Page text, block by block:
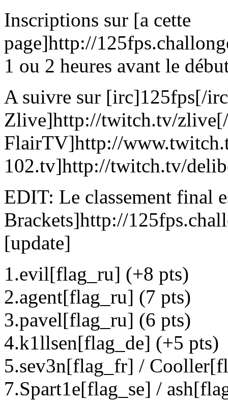
Inscriptions sur [a cette
page]http://
1 ou 2 heures avant le
A suivre sur [irc]125fps[/
Zlive]http://twitch.tv/
FlairTV]http://
102.tv]http://twitch.tv/
EDIT: Le classement final
Brackets]http://
[update]
1.evil[flag_ru] (+8 pts)
2.agent[flag_ru] (7 pts)
3.pavel[flag_ru] (6 pts)
4.k1llsen[flag_de] (+5 pts)
5.sev3n[flag_fr] /
7.Spart1e[flag_se] /